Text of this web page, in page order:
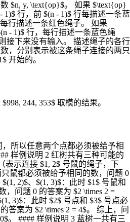
$n, y, \text{op}$。 如果 $\text{op}
1)$ 行，前 $(n - 1)$ 行每描述一条蓝
行描述一条红色绳子。 如果
- 1)$ 行，每行描述一条蓝色绳
接下来没有输入。 描述绳子的各行
，分别表示被这条绳子连接的两只
开始的。
244, 353$ 取模的结果。
所以任意两个点都必须被给予相
样例说明 2 红树共有三种可能的
表示连接 $1, 2$ 号鼠的绳子，下
鼠都必须被给予相同的数，问题 0
2)$、$(1, 3)$：此时 $1$ 号鼠和
，问题 0 的答案为 $2 \times 2 =
3)$：此时 $2$ 号点和 $3$ 号点必
答案为 $2 \times 2 = 4$。 综上，问
。 #### 样例说明 3 蓝树一共有三